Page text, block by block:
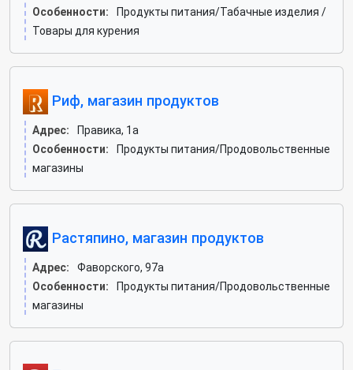
Особенности:
Продукты питания/Табачные изделия /
Товары для курения
Риф, магазин продуктов
Адрес:
Правика, 1а
Особенности:
Продукты питания/Продовольственные
магазины
Растяпино, магазин продуктов
Адрес:
Фаворского, 97а
Особенности:
Продукты питания/Продовольственные
магазины